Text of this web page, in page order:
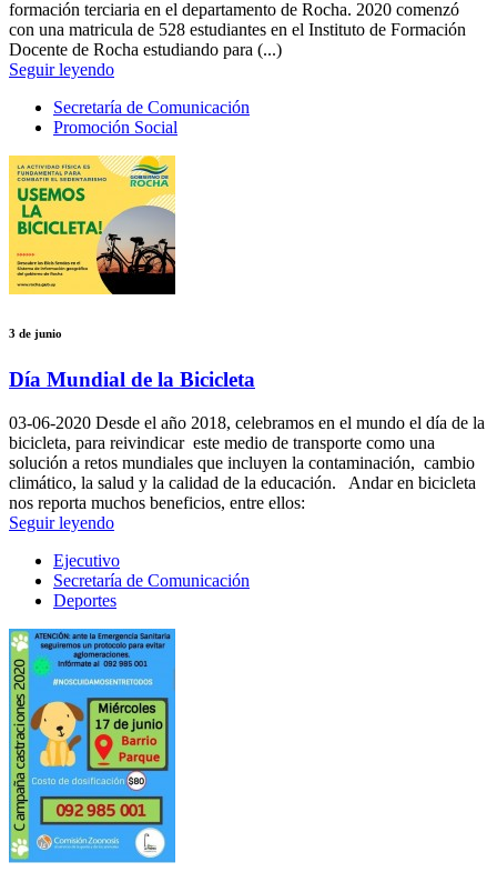
formación terciaria en el departamento de Rocha. 2020 comenzó
con una matricula de 528 estudiantes en el Instituto de Formación
Docente de Rocha estudiando para (...)
Seguir leyendo
Secretaría de Comunicación
Promoción Social
3 de junio
Día Mundial de la Bicicleta
03-06-2020 Desde el año 2018, celebramos en el mundo el día de la
bicicleta, para reivindicar este medio de transporte como una
solución a retos mundiales que incluyen la contaminación, cambio
climático, la salud y la calidad de la educación. Andar en bicicleta
nos reporta muchos beneficios, entre ellos:
Seguir leyendo
Ejecutivo
Secretaría de Comunicación
Deportes